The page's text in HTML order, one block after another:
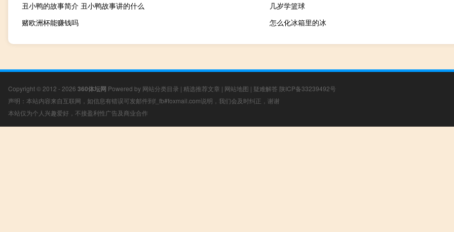
丑小鸭的故事简介 丑小鸭故事讲的什么
几岁学篮球
赌欧洲杯能赚钱吗
怎么化冰箱里的冰
Copyright © 2012 - 2026 360体坛网 Powered by 网站分类目录 | 精选推荐文章 | 网站地图 | 疑难解答 陕ICP备33239492号
声明：本站内容来自互联网，如信息有错误可发邮件到f_fb#foxmail.com说明，我们会及时纠正，谢谢
本站仅为个人兴趣爱好，不接盈利性广告及商业合作